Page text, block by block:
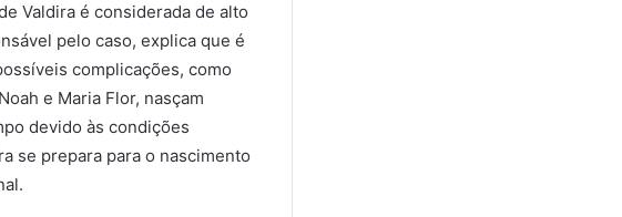
Valdira é considerada de alto
pelo caso, explica que é
complicações, como
e Maria Flor, nasçam
devido às condições
se prepara para o nascimento